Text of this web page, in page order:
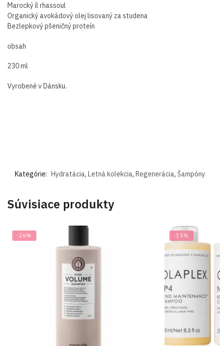
Marocký íl rhassoul
Organický avokádový olej lisovaný za studena
Bezlepkový pšeničný proteín
obsah
230 ml
Vyrobené v Dánsku.
Kategórie: Hydratácia, Letná kolekcia, Regenerácia, Šampóny
Súvisiace produkty
-26% -15%